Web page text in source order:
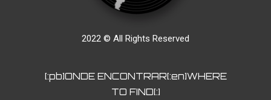
2022 © All Rights Reserved
[:pb]ONDE ENCONTRAR[:en]WHERE
TO FIND[:]